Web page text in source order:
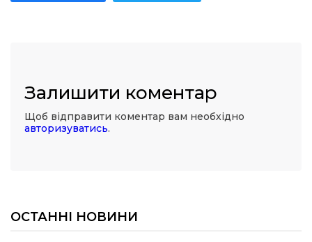
Залишити коментар
Щоб відправити коментар вам необхідно
авторизуватись.
ОСТАННІ НОВИНИ